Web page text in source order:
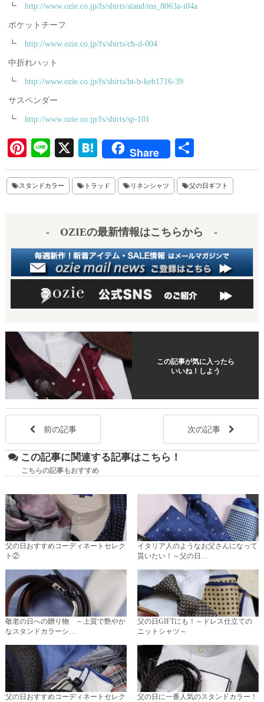
┗ http://www.ozie.co.jp/fs/shirts/stand/ms_8063a-i04a
ポケットチーフ
┗ http://www.ozie.co.jp/fs/shirts/ch-d-004
中折れハット
┗ http://www.ozie.co.jp/fs/shirts/ht-b-keh1716-39
サスペンダー
┗ http://www.ozie.co.jp/fs/shirts/sp-101
Pi
nt
er
Li
ne
X
H
at
en
Share
有
スタンドカラー トラッド リネンシャツ 父の日ギフト
- OZIEの最新情報はこちらから -
この記事が気に入ったら
いいね！しよう
前の記事 次の記事
この記事に関連する記事はこちら！
こちらの記事もおすすめ
父の日おすすめコーディネートセレク
ト②
イタリア人のようなお父さんになって
貰いたい！～父の日…
敬老の日への贈り物 ～上質で艶やか
なスタンドカラーシ…
父の日GIFTにも！～ドレス仕立ての
ニットシャツ～
父の日おすすめコーディネートセレク
父の日に一番人気のスタンドカラー！